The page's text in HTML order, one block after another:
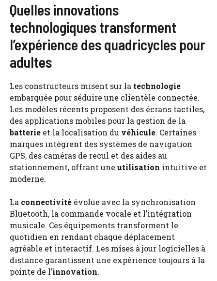
Quelles innovations
technologiques transforment
l’expérience des quadricycles pour
adultes
Les constructeurs misent sur la technologie
embarquée pour séduire une clientèle connectée.
Les modèles récents proposent des écrans tactiles,
des applications mobiles pour la gestion de la
batterie et la localisation du véhicule. Certaines
marques intègrent des systèmes de navigation
GPS, des caméras de recul et des aides au
stationnement, offrant une utilisation intuitive et
moderne.
La connectivité évolue avec la synchronisation
Bluetooth, la commande vocale et l’intégration
musicale. Ces équipements transforment le
quotidien en rendant chaque déplacement
agréable et interactif. Les mises à jour logicielles à
distance garantissent une expérience toujours à la
pointe de l’innovation.